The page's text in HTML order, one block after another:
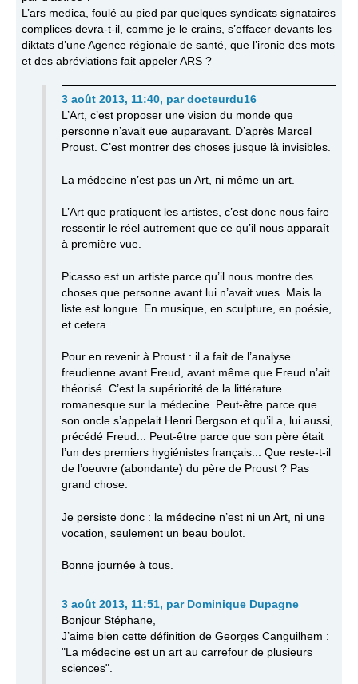
L’ars medica, foulé au pied par quelques syndicats signataires
complices devra-t-il, comme je le crains, s’effacer devants les
diktats d’une Agence régionale de santé, que l’ironie des mots
et des abréviations fait appeler ARS ?
3 août 2013, 11:40, par docteurdu16
L’Art, c’est proposer une vision du monde que
personne n’avait eue auparavant. D’après Marcel
Proust. C’est montrer des choses jusque là invisibles.
La médecine n’est pas un Art, ni même un art.
L’Art que pratiquent les artistes, c’est donc nous faire
ressentir le réel autrement que ce qu’il nous apparaît
à première vue.
Picasso est un artiste parce qu’il nous montre des
choses que personne avant lui n’avait vues. Mais la
liste est longue. En musique, en sculpture, en poésie,
et cetera.
Pour en revenir à Proust : il a fait de l’analyse
freudienne avant Freud, avant même que Freud n’ait
théorisé. C’est la supériorité de la littérature
romanesque sur la médecine. Peut-être parce que
son oncle s’appelait Henri Bergson et qu’il a, lui aussi,
précédé Freud... Peut-être parce que son père était
l’un des premiers hygiénistes français... Que reste-t-il
de l’oeuvre (abondante) du père de Proust ? Pas
grand chose.
Je persiste donc : la médecine n’est ni un Art, ni une
vocation, seulement un beau boulot.
Bonne journée à tous.
3 août 2013, 11:51, par Dominique Dupagne
Bonjour Stéphane,
J’aime bien cette définition de Georges Canguilhem :
"La médecine est un art au carrefour de plusieurs
sciences".